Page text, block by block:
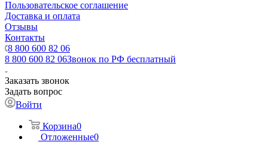
Пользовательское соглашение
Доставка и оплата
Отзывы
Контакты
8 800 600 82 06
8 800 600 82 06Звонок по РФ бесплатный
Заказать звонок
Задать вопрос
Войти
Корзина0
Отложенные0